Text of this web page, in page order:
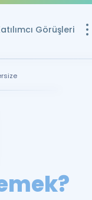
Görüşleri
YDS ve YÖKDİL